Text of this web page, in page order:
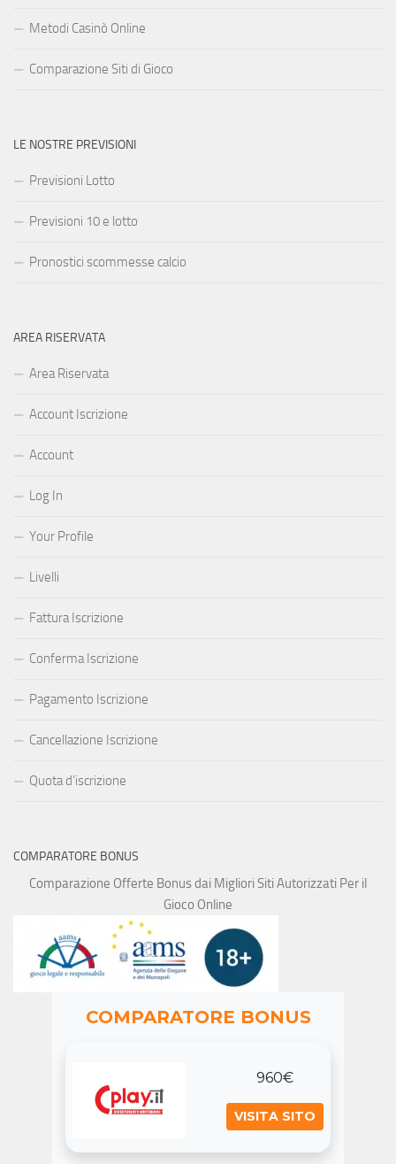
Metodi Casinò Online
Comparazione Siti di Gioco
LE NOSTRE PREVISIONI
Previsioni Lotto
Previsioni 10 e lotto
Pronostici scommesse calcio
AREA RISERVATA
Area Riservata
Account Iscrizione
Account
Log In
Your Profile
Livelli
Fattura Iscrizione
Conferma Iscrizione
Pagamento Iscrizione
Cancellazione Iscrizione
Quota d’iscrizione
COMPARATORE BONUS
Comparazione Offerte Bonus dai Migliori Siti Autorizzati Per il
Gioco Online